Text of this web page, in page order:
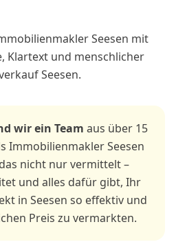
Seesen mit
Klartext und menschlicher
Seesen.
wir ein Team aus über 15
Immobilienmakler Seesen
nicht nur vermittelt –
und alles dafür gibt, Ihr
in Seesen so effektiv und
Preis zu vermarkten.